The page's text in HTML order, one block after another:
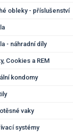
obleky - příslušenství
- náhradní díly
Cookies a REM
kondomy
vaky
systémy